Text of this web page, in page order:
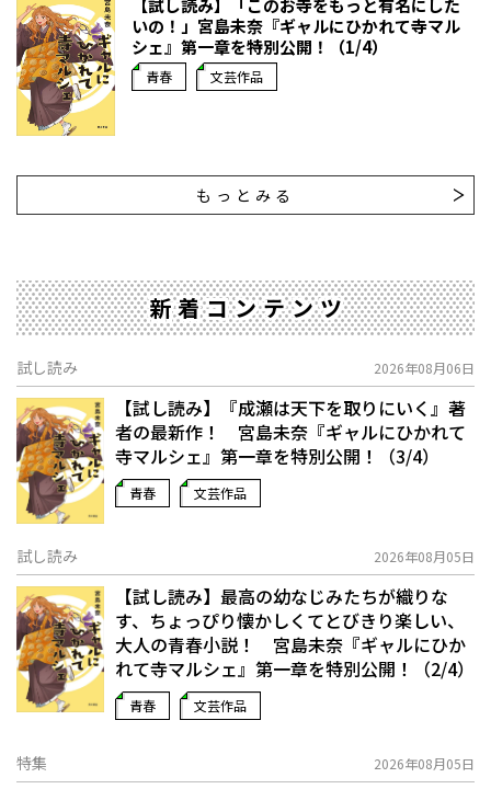
【試し読み】「このお寺をもっと有名にした
いの！」宮島未奈『ギャルにひかれて寺マル
シェ』第一章を特別公開！（1/4）
青春 文芸作品
もっとみる
新着コンテンツ
試し読み 2026年08月06日
【試し読み】『成瀬は天下を取りにいく』著
者の最新作！ 宮島未奈『ギャルにひかれて
寺マルシェ』第一章を特別公開！（3/4）
青春 文芸作品
試し読み 2026年08月05日
【試し読み】最高の幼なじみたちが織りな
す、ちょっぴり懐かしくてとびきり楽しい、
大人の青春小説！ 宮島未奈『ギャルにひか
れて寺マルシェ』第一章を特別公開！（2/4）
青春 文芸作品
特集 2026年08月05日